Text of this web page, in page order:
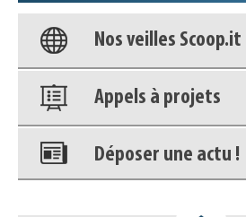
Nos veilles Scoop.it
Appels à projets
Déposer une actu !